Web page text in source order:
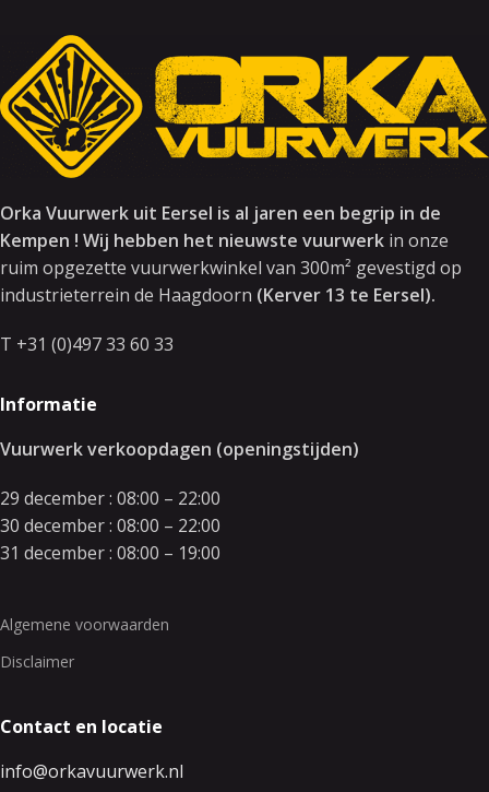
Orka Vuurwerk uit Eersel is al jaren een begrip in de
Kempen ! Wij hebben het nieuwste vuurwerk in onze
ruim opgezette vuurwerkwinkel van 300m² gevestigd op
industrieterrein de Haagdoorn (Kerver 13 te Eersel).
T +31 (0)497 33 60 33
Informatie
Vuurwerk verkoopdagen (openingstijden)
29 december : 08:00 – 22:00
30 december : 08:00 – 22:00
31 december : 08:00 – 19:00
Algemene voorwaarden
Disclaimer
Contact en locatie
info@orkavuurwerk.nl